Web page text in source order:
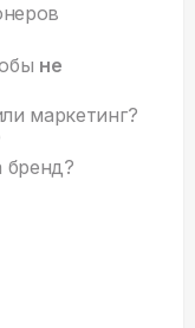
не
маркетинг?
бренд?